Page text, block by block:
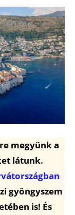
megyünk a
látunk.
gyöngyszem
is! És